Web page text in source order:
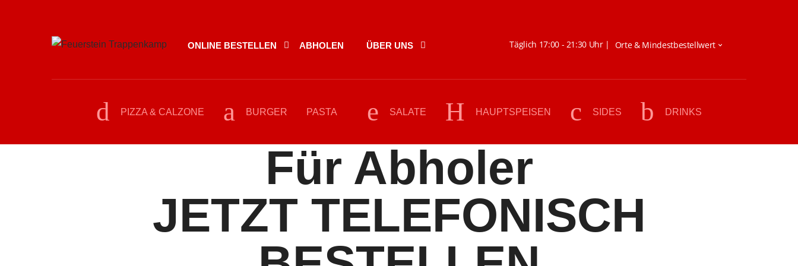
ONLINE BESTELLEN ABHOLEN ÜBER UNS Täglich 17:00 - 21:30 Uhr |
PIZZA & CALZONE BURGER PASTA SALATE HAUPTSPEISEN SIDES DRINKS
Für Abholer
JETZT TELEFONISCH